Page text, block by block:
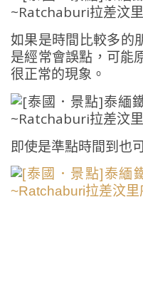
如果是時間比較多的
是經常會誤點，可能
很正常的現象。
即使是準點時間到也